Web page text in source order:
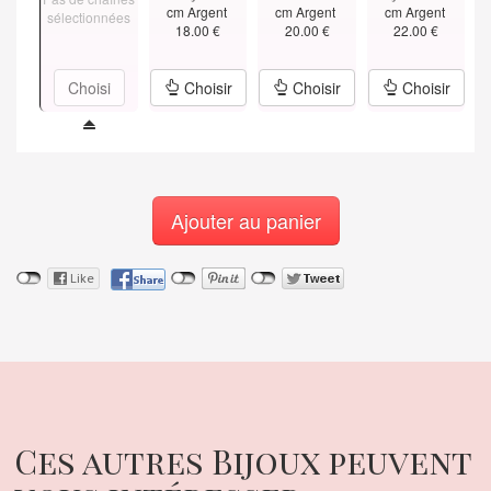
sélectionnées
Choisi
cm Argent
18.00 €
Choisir
cm Argent
20.00 €
Choisir
cm Argent
22.00 €
Choisir
Ajouter au panier
Ces autres Bijoux peuvent